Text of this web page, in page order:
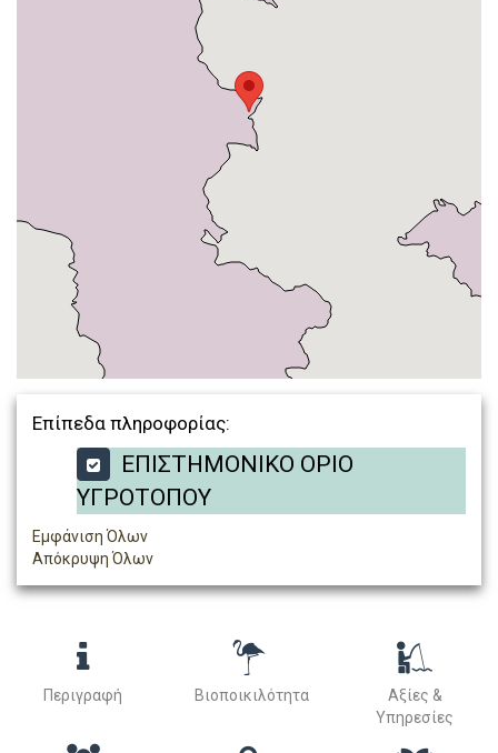
Επίπεδα πληροφορίας:
ΕΠΙΣΤΗΜΟΝΙΚΟ ΟΡΙΟ
ΥΓΡΟΤΟΠΟΥ
Εμφάνιση Όλων
Απόκρυψη Όλων
Περιγραφή Βιοποικιλότητα
Αξίες &
Υπηρεσίες